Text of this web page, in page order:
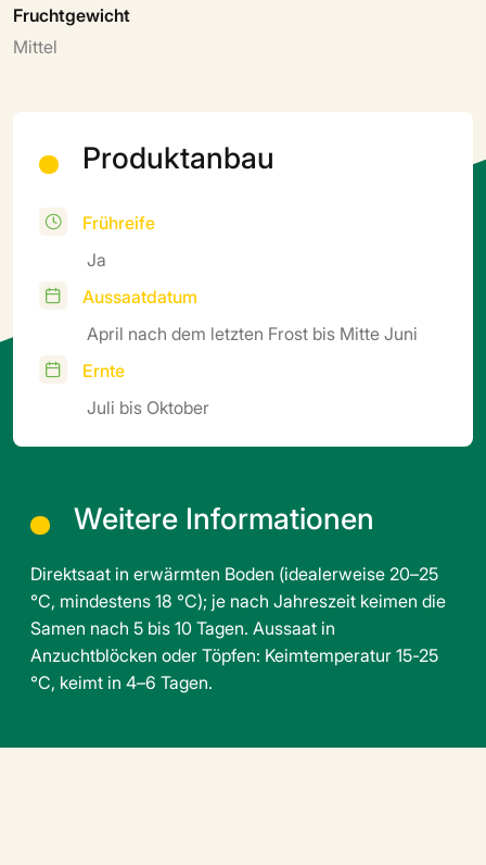
Fruchtgewicht
Mittel
Produktanbau
Frühreife
Ja
Aussaatdatum
April nach dem letzten Frost bis Mitte Juni
Ernte
Juli bis Oktober
Weitere Informationen
Direktsaat in erwärmten Boden (idealerweise 20–25
°C, mindestens 18 °C); je nach Jahreszeit keimen die
Samen nach 5 bis 10 Tagen. Aussaat in
Anzuchtblöcken oder Töpfen: Keimtemperatur 15-25
°C, keimt in 4–6 Tagen.